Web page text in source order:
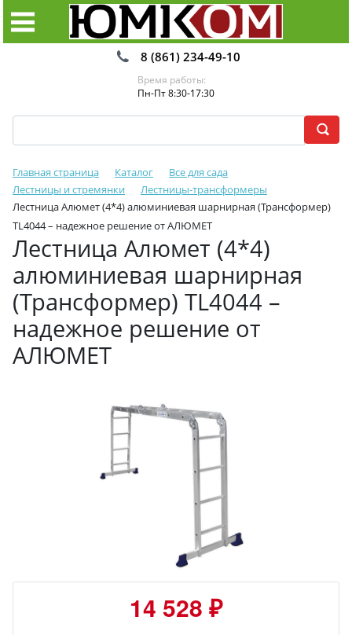
8 (861) 234-49-10
Время работы:
Пн-Пт 8:30-17:30
Главная страница Каталог
Все для сада
Лестницы и стремянки
Лестницы-трансформеры
Лестница Алюмет (4*4) алюминиевая шарнирная (Трансформер)
TL4044 – надежное решение от АЛЮМЕТ
Лестница Алюмет (4*4)
алюминиевая шарнирная
(Трансформер) TL4044 –
надежное решение от
АЛЮМЕТ
14 528 ₽